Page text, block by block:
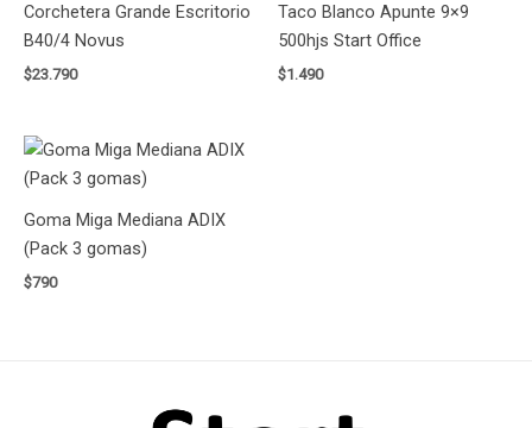
Corchetera Grande Escritorio
B40/4 Novus
$23.790
Taco Blanco Apunte 9×9
500hjs Start Office
$1.490
Goma Miga Mediana ADIX
(Pack 3 gomas)
$790